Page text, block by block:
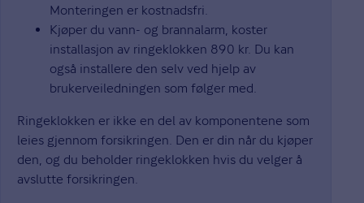
Monteringen er kostnadsfri.
Kjøper du vann- og brannalarm, koster
installasjon av ringeklokken 890 kr. Du kan
også installere den selv ved hjelp av
brukerveiledningen som følger med.
Ringeklokken er ikke en del av komponentene som
leies gjennom forsikringen. Den er din når du kjøper
den, og du beholder ringeklokken hvis du velger å
avslutte forsikringen.